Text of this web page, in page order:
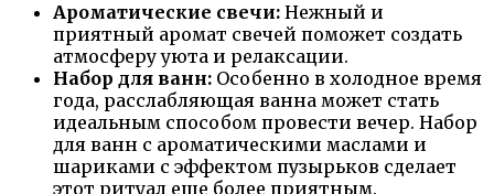
Ароматические свечи: Нежный и
приятный аромат свечей поможет создать
атмосферу уюта и релаксации.
Набор для ванн: Особенно в холодное время
года, расслабляющая ванна может стать
идеальным способом провести вечер. Набор
для ванн с ароматическими маслами и
шариками с эффектом пузырьков сделает
этот ритуал еще более приятным.